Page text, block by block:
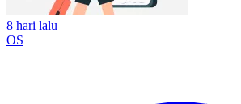
8 hari lalu
OS